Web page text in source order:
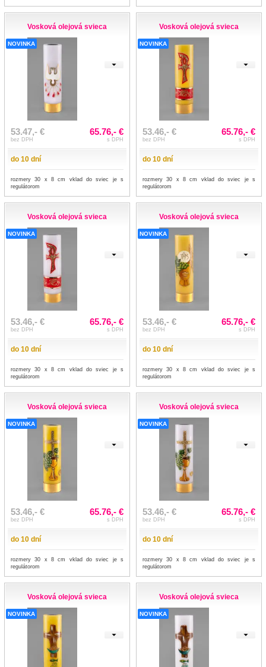
Vosková olejová svieca
NOVINKA
53.47,- €
bez DPH
65.76,- €
s DPH
do 10 dní
rozmery 30 x 8 cm vklad do sviec je s
regulátorom
Vosková olejová svieca
NOVINKA
53.46,- €
bez DPH
65.76,- €
s DPH
do 10 dní
rozmery 30 x 8 cm vklad do sviec je s
regulátorom
Vosková olejová svieca
NOVINKA
53.46,- €
bez DPH
65.76,- €
s DPH
do 10 dní
rozmery 30 x 8 cm vklad do sviec je s
regulátorom
Vosková olejová svieca
NOVINKA
53.46,- €
bez DPH
65.76,- €
s DPH
do 10 dní
rozmery 30 x 8 cm vklad do sviec je s
regulátorom
Vosková olejová svieca
NOVINKA
53.46,- €
bez DPH
65.76,- €
s DPH
do 10 dní
rozmery 30 x 8 cm vklad do sviec je s
regulátorom
Vosková olejová svieca
NOVINKA
53.46,- €
bez DPH
65.76,- €
s DPH
do 10 dní
rozmery 30 x 8 cm vklad do sviec je s
regulátorom
Vosková olejová svieca
NOVINKA
Vosková olejová svieca
NOVINKA